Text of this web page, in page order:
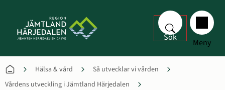
Sök Meny
Hälsa & vård
Så utvecklar vi vården
Vårdens utveckling i Jämtland Härjedalen